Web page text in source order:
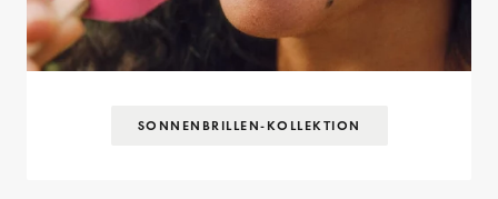
SONNENBRILLEN-KOLLEKTION